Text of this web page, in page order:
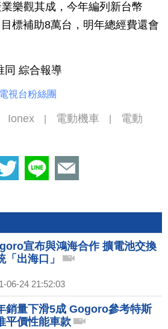
樂觀其成，今年編列新台幣
標補助8萬台，明年總經費還會
同 綜合報導
視台粉絲團
Ionex 電動機車
電動
宣布與鴻海合作 擴電池交換
「出海口」
06-24 21:52:03
銷量下滑5成 Gogoro參考特斯
平價性能車款